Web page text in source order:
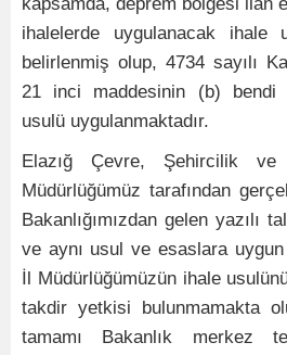
kapsamda, deprem bölgesi ilan
ihalelerde uygulanacak ihale
belirlenmiş olup, 4734 sayılı
21 inci maddesinin (b) bendi
usulü uygulanmaktadır.
Elazığ Çevre, Şehircilik
Müdürlüğümüz tarafından
Bakanlığımızdan gelen yazılı
ve aynı usul ve esaslara
İl Müdürlüğümüzün ihale
takdir yetkisi bulunmamakta
tamamı Bakanlık merkez